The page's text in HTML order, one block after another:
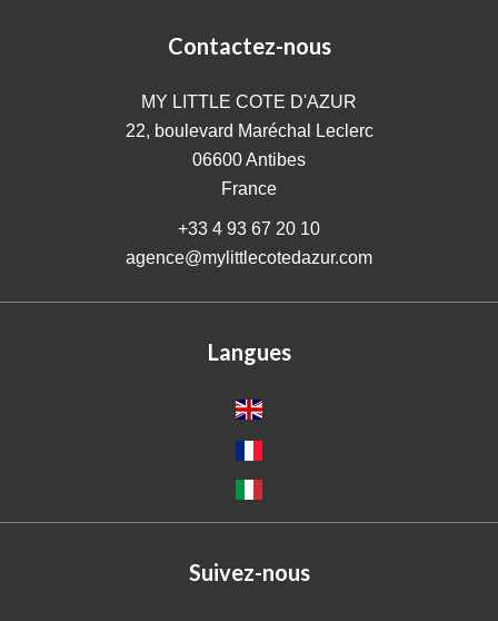
Contactez-nous
MY LITTLE COTE D'AZUR
22, boulevard Maréchal Leclerc
06600Antibes
France
+33 4 93 67 20 10
agence@mylittlecotedazur.com
Langues
Suivez-nous